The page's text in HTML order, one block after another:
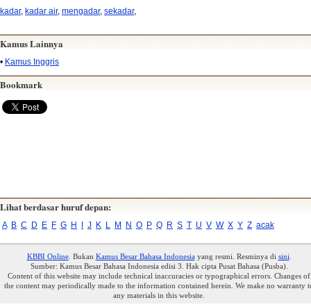
kadar, kadar air, mengadar, sekadar,
Kamus Lainnya
• Kamus Inggris
Bookmark
Lihat berdasar huruf depan:
A B C D E F G H J K L M N O P Q R S T U V W X Y Z acak
KBBI Online. Bukan Kamus Besar Bahasa Indonesiayang resmi. Resminya di sini
Sumber: Kamus Besar Bahasa Indonesia edisi 3. Hak cipta Pusat Bahasa (Pusba).
Content of this website may include technical inaccuracies or typographical errors. Changes of
the content may periodically made to the information contained herein. We make no warranty
any materials in this website.